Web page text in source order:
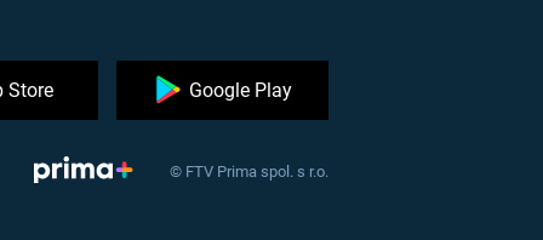
Store Google Play
© FTV Prima spol. s r.o.